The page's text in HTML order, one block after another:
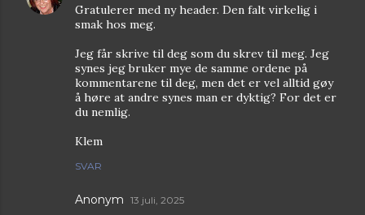
Gratulerer med ny header. Den falt virkelig i
smak hos meg.
Jeg får skrive til deg som du skrev til meg. Jeg
synes jeg bruker mye de samme ordene på
kommentarene til deg, men det er vel alltid gøy
å høre at andre synes man er dyktig? For det er
du nemlig.
Klem
SVAR
Anonym 13 juli, 2025